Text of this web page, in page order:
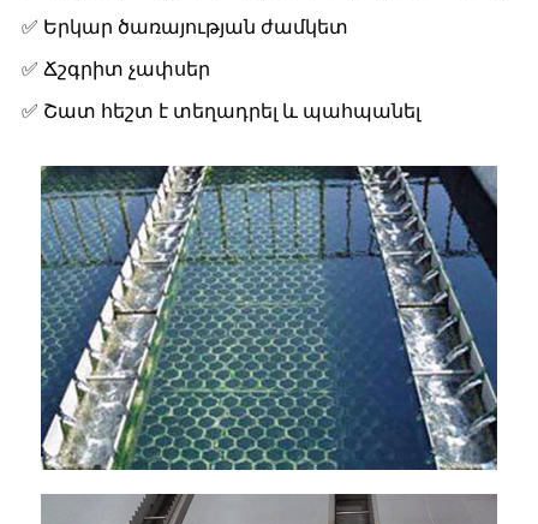
✅ Երկար ծառայության ժամկետ
✅ Ճշգրիտ չափսեր
✅ Շատ հեշտ է տեղադրել և պահպանել